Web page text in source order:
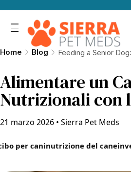
Home Blog Feeding a Senior
Alimentare un
Nutrizionali con
21 marzo 2026 • Sierra Pet Meds
per caninutrizione del cane